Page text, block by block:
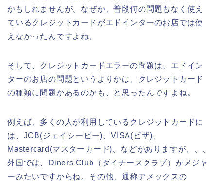
かもしれませんが、なぜか、普段何の問題もなく使え
ているクレジットカードがエドインターのお店では使
えなかったんですよね。
そして、クレジットカードエラーの問題は、エドイン
ターのお店の問題というよりかは、クレジットカード
の種類に問題があるのかも、と思ったんですよね。
例えば、多くの人が利用しているクレジットカードに
は、JCB(ジェイシービー)、VISA(ビザ)、
Mastercard(マスターカード)、などがありますが、、、
外国では、Diners Club（ダイナースクラブ）がメジャ
ーみたいですからね。その他、通称アメックスの